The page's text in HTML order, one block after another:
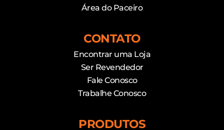
Área do Paceiro
CONTATO
Encontrar uma Loja
Ser Revendedor
Fale Conosco
Trabalhe Conosco
PRODUTOS